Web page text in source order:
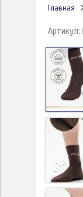
Главная
Артикул: